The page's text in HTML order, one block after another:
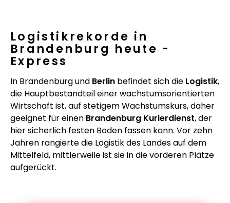
Logistikrekorde in
Brandenburg heute -
Express
In Brandenburg und Berlin befindet sich die Logistik,
die Hauptbestandteil einer wachstumsorientierten
Wirtschaft ist, auf stetigem Wachstumskurs, daher
geeignet für einen Brandenburg Kurierdienst, der
hier sicherlich festen Boden fassen kann. Vor zehn
Jahren rangierte die Logistik des Landes auf dem
Mittelfeld, mittlerweile ist sie in die vorderen Plätze
aufgerückt.